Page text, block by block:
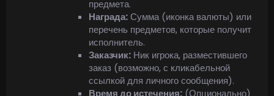
предмета.
Награда:Сумма (иконка валюты) или
перечень предметов, которые получит
исполнитель.
Заказчик: Ник игрока, разместившего
заказ (возможно, с кликабельной
ссылкой для личного сообщения).
Время до истечения: (Опционально)